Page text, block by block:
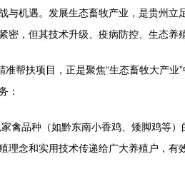
机遇。发展生态畜牧产业，是贵州
，但其技术升级、疫病防控、生态养
帮扶项目，正是聚焦“生态畜牧大产
：
禽品种（如黔东南小香鸡、矮脚鸡等
念和实用技术传递给广大养殖户，有